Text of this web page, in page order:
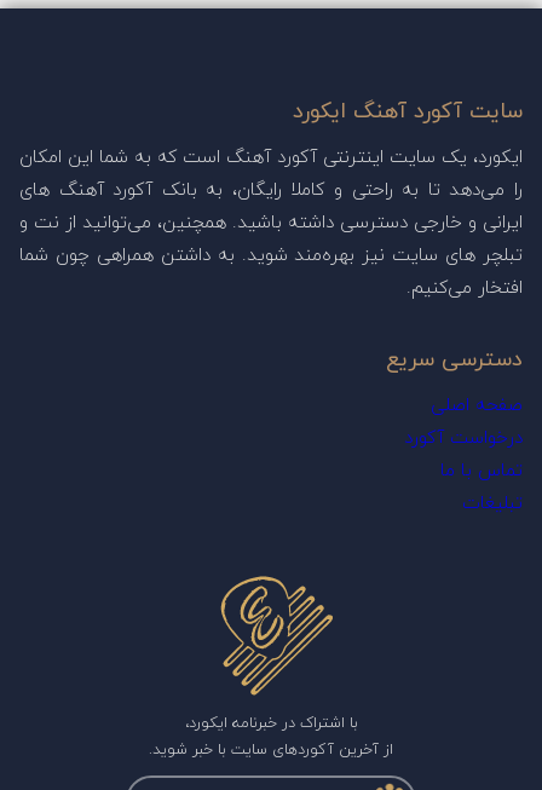
سایت آکورد آهنگ ایکورد
ایکورد، یک سایت اینترنتی آکورد آهنگ است که به شما این امکان
را می‌دهد تا به راحتی و کاملا رایگان، به بانک آکورد آهنگ های
ایرانی و خارجی دسترسی داشته باشید. همچنین، می‌توانید از نت و
تبلچر های سایت نیز بهره‌مند شوید. به داشتن همراهی چون شما
افتخار می‌کنیم.
دسترسی سریع
صفحه اصلی
درخواست آکورد
تماس با ما
تبلیغات
با اشتراک در خبرنامه ایکورد،
از آخرین آکوردهای سایت با خبر شوید.